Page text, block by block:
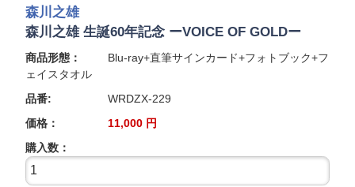
森川之雄
森川之雄 生誕60年記念 ーVOICE OF GOLDー
商品形態：
Blu-ray+直筆サインカード+フォトブック+フ
ェイスタオル
品番:
WRDZX-229
価格：
11,000 円
購入数：